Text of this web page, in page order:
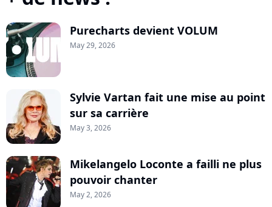
Purecharts devient VOLUM
May 29, 2026
Sylvie Vartan fait une mise au point
sur sa carrière
May 3, 2026
Mikelangelo Loconte a failli ne plus
pouvoir chanter
May 2, 2026